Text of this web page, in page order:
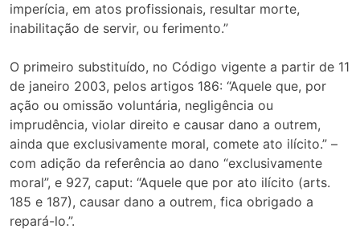
imperícia, em atos profissionais, resultar morte,
inabilitação de servir, ou ferimento.”
O primeiro substituído, no Código vigente a partir de 11
de janeiro 2003, pelos artigos 186: “Aquele que, por
ação ou omissão voluntária, negligência ou
imprudência, violar direito e causar dano a outrem,
ainda que exclusivamente moral, comete ato ilícito.” –
com adição da referência ao dano “exclusivamente
moral”, e 927, caput: “Aquele que por ato ilícito (arts.
185 e 187), causar dano a outrem, fica obrigado a
repará-lo.”.